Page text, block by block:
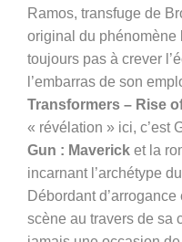
Ramos, transfuge de
original du phénomène
toujours pas à crever
l’embarras de son
Transformers – Rise
« révélation » ici, c’est
Gun : Maverick et la
incarnant l’archétype
Débordant
scène au travers de sa